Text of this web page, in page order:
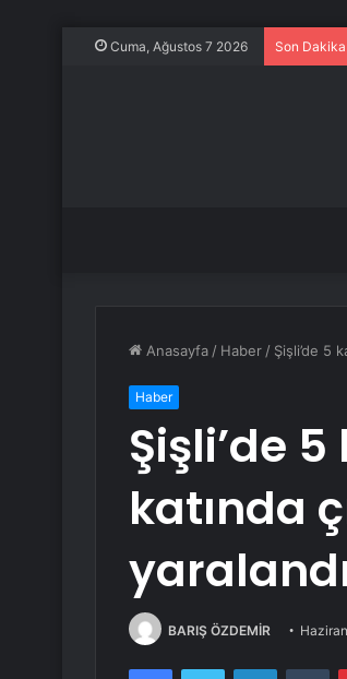
Cuma, Ağustos 7 2026 Son
Anasayfa / Haber / Şişli’de 5
Haber
Şişli’de
katında
BARIŞ ÖZDEMİR
FacebookTwitter LinkedIn